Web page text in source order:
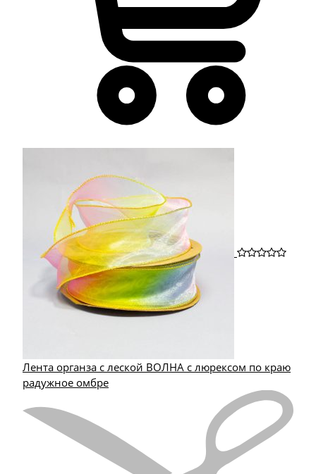
Лента органза с леской ВОЛНА с люрексом по краю
радужное омбре